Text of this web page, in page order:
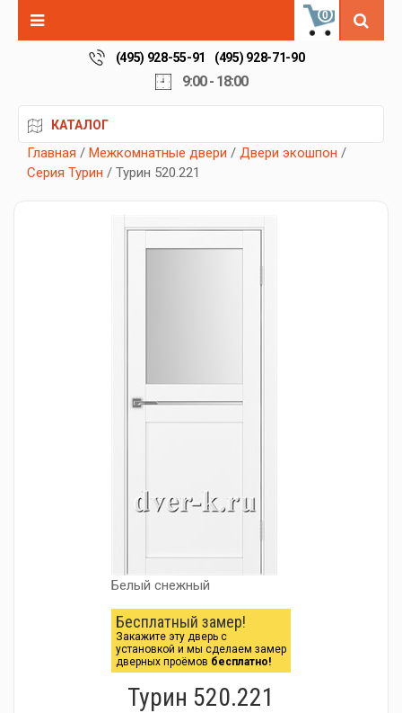
0
(495) 928-55-91 (495) 928-71-90
9:00 - 18:00
КАТАЛОГ
Главная / Межкомнатные двери / Двери экошпон /
Серия Турин / Турин 520.221
Белый снежный
Бесплатный замер!
Закажите эту дверь с
установкой и мы сделаем замер
дверных проёмов бесплатно!
Турин 520.221